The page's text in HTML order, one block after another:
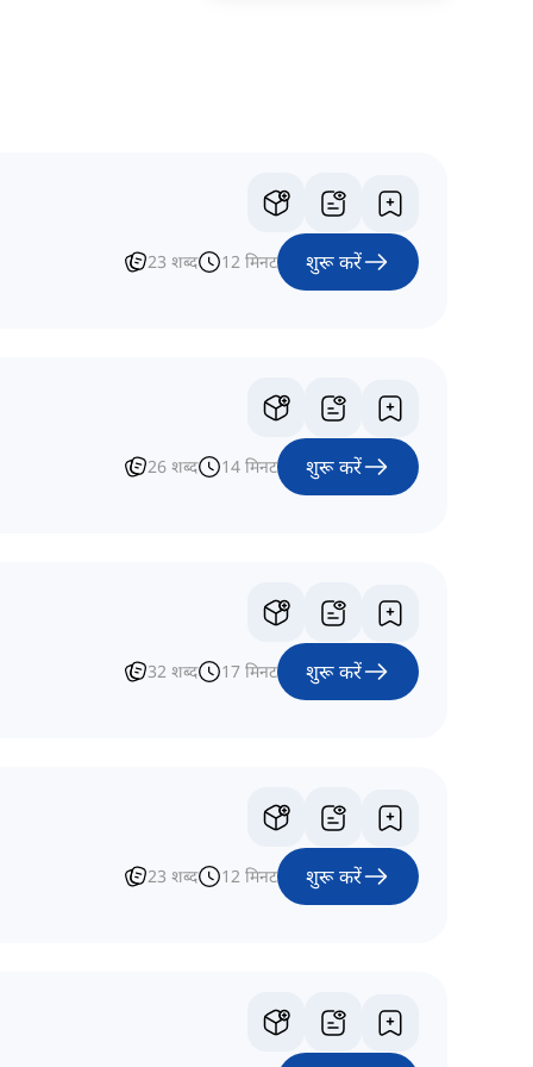
23 शब्द 12 मिनट शुरू करें
26 शब्द 14 मिनट शुरू करें
32 शब्द 17 मिनट शुरू करें
23 शब्द 12 मिनट शुरू करें